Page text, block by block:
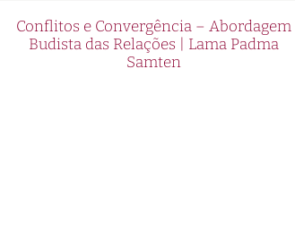
Conflitos e Convergência – Abordagem
Budista das Relações | Lama Padma
Samten